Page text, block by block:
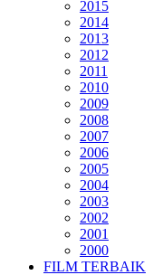
2015
2014
2013
2012
2011
2010
2009
2008
2007
2006
2005
2004
2003
2002
2001
2000
FILM TERBAIK